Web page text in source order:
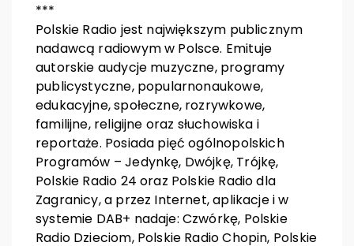
***
Polskie Radio jest największym publicznym
nadawcą radiowym w Polsce. Emituje
autorskie audycje muzyczne, programy
publicystyczne, popularnonaukowe,
edukacyjne, społeczne, rozrywkowe,
familijne, religijne oraz słuchowiska i
reportaże. Posiada pięć ogólnopolskich
Programów – Jedynkę, Dwójkę, Trójkę,
Polskie Radio 24 oraz Polskie Radio dla
Zagranicy, a przez Internet, aplikacje i w
systemie DAB+ nadaje: Czwórkę, Polskie
Radio Dzieciom, Polskie Radio Chopin, Polskie